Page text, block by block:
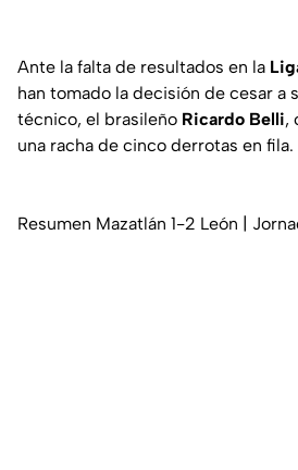
Ante la falta de resultados en la
han tomado la decisión de cesar a
técnico, el brasileño Ricardo Belli,
una racha de cinco derrotas en fila.
Resumen Mazatlán 1-2 León |